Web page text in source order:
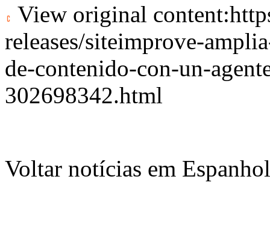
View original content:
releases/siteimprove-
de-contenido-con-un-
302698342.html
Voltar notícias em Espanhol